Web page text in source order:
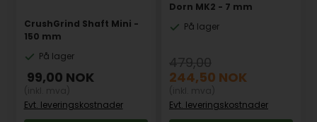
CrushGrind Shaft Mini -
150 mm
På lager
99,00 NOK
Evt. leveringskostnader
Dorn MK2 - 7 mm
På lager
479,00
244,50 NOK
Evt. leveringskostnader